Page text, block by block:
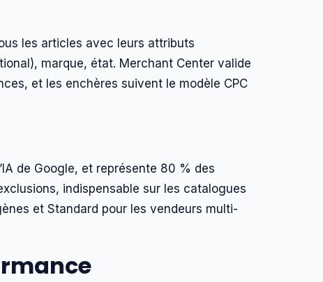
les articles avec leurs attributs
marque, état. Merchant Center valide
et les enchères suivent le modèle CPC
de Google, et représente 80 % des
indispensable sur les catalogues
et Standard pour les vendeurs multi-